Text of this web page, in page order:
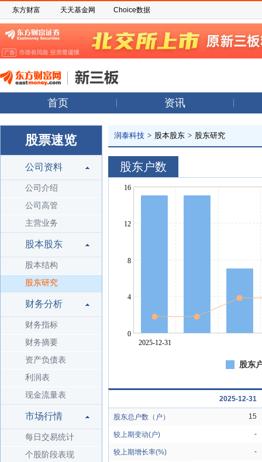
东方财富 天天基金网 Choice数据
首页 资讯
股票速览
公司资料
公司介绍
公司高管
主营业务
股本股东
股本结构
股东研究
财务分析
财务指标
财务摘要
资产负债表
利润表
现金流量表
市场行情
每日交易统计
个股阶段表现
润泰科技 > 股本股东 > 股东研究
股东户数
股东
股东总户数（户）
较上期变动(户)
较上期增长率(%)
2025-12-31
15
-
-